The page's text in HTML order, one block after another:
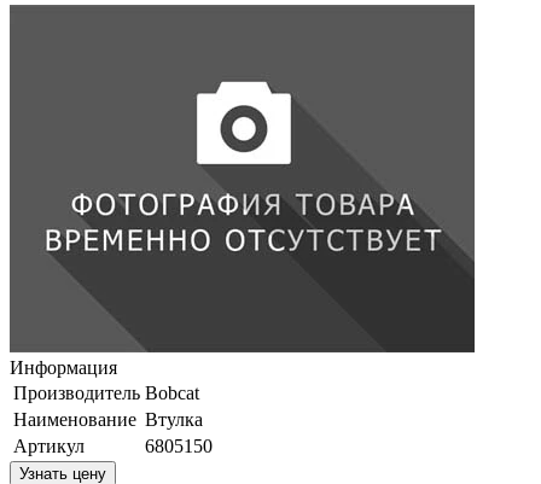
Информация
Производитель Bobcat
Наименование Втулка
Артикул
6805150
Узнать цену